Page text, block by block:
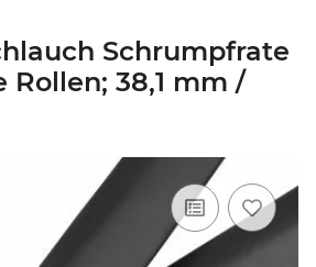
Schrumpfrate
Rollen; 38,1 mm /